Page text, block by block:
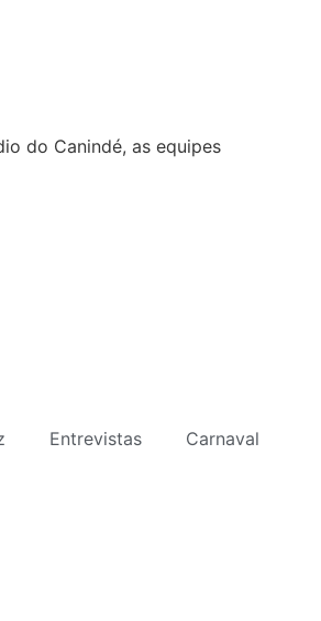
do Canindé, as equipes
Entrevistas Carnaval